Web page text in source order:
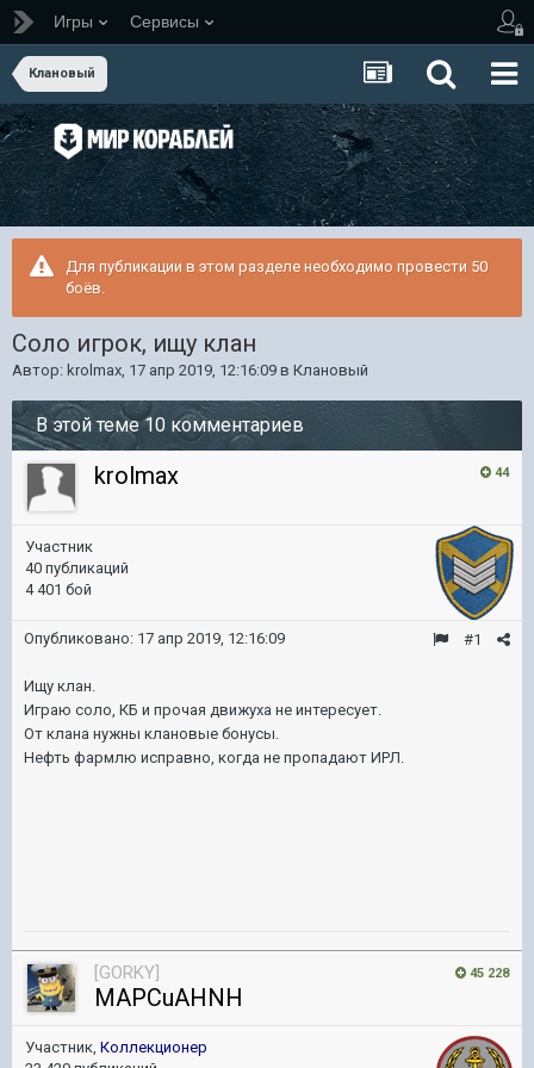
Игры Сервисы
Клановый
Для публикации в этом разделе необходимо провести 50
боёв.
Соло игрок, ищу клан
Автор: krolmax, 17 апр 2019, 12:16:09 в Клановый
В этой теме 10 комментариев
44
krolmax
Участник
40 публикаций
4 401 бой
#1
Опубликовано: 17 апр 2019, 12:16:09
Ищу клан.
Играю соло, КБ и прочая движуха не интересует.
От клана нужны клановые бонусы.
Нефть фармлю исправно, когда не пропадают ИРЛ.
45 228
[GORKY]
MAPCuAHNH
Участник, Коллекционер